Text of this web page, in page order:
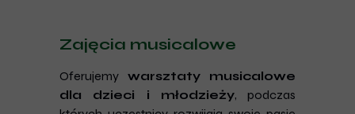
Zajęcia musicalowe
Oferujemy warsztaty musicalowe
dla dzieci i młodzieży, podczas